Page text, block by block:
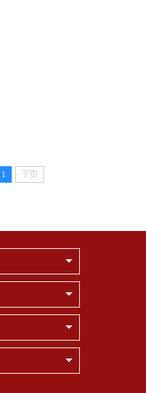
1 下页